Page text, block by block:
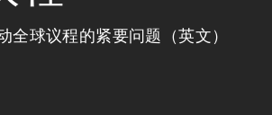
全球议程的紧要问题（英文）